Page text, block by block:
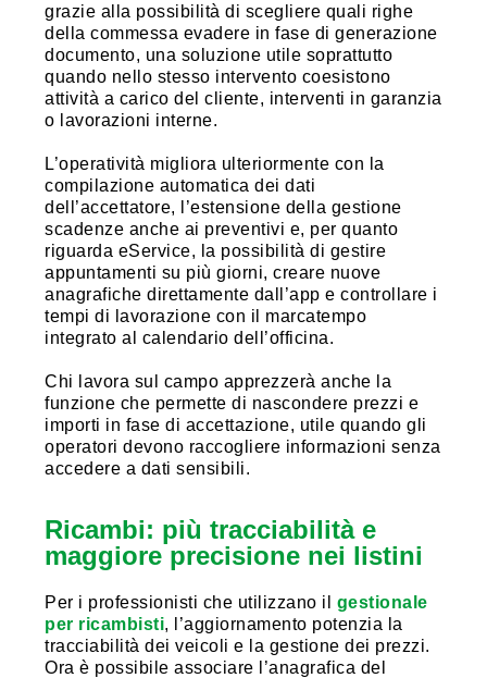
grazie alla possibilità di scegliere quali righe
della commessa evadere in fase di generazione
documento, una soluzione utile soprattutto
quando nello stesso intervento coesistono
attività a carico del cliente, interventi in garanzia
o lavorazioni interne.
L’operatività migliora ulteriormente con la
compilazione automatica dei dati
dell’accettatore, l’estensione della gestione
scadenze anche ai preventivi e, per quanto
riguarda eService, la possibilità di gestire
appuntamenti su più giorni, creare nuove
anagrafiche direttamente dall’app e controllare i
tempi di lavorazione con il marcatempo
integrato al calendario dell’officina.
Chi lavora sul campo apprezzerà anche la
funzione che permette di nascondere prezzi e
importi in fase di accettazione, utile quando gli
operatori devono raccogliere informazioni senza
accedere a dati sensibili.
Ricambi: più tracciabilità e
maggiore precisione nei listini
Per i professionisti che utilizzano il gestionale
per ricambisti, l’aggiornamento potenzia la
tracciabilità dei veicoli e la gestione dei prezzi.
Ora è possibile associare l’anagrafica del